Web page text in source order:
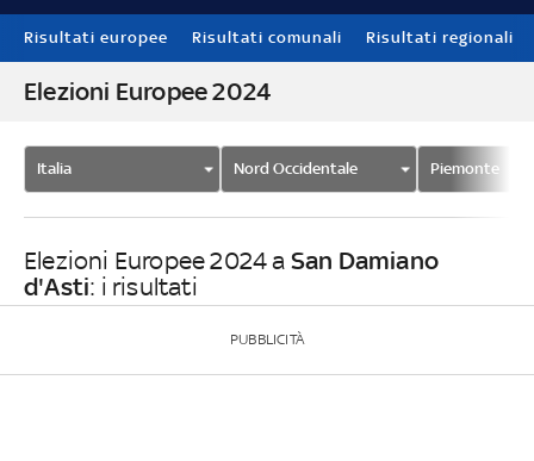
Risultati europee Risultati comunali Risultati regionali
Elezioni Europee 2024
Italia Nord Occidentale Piemonte
Elezioni Europee 2024 a San Damiano
d'Asti: i risultati
PUBBLICITÀ